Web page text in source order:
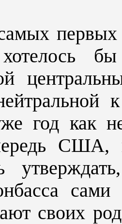
первых
год как
США,
сами
своих